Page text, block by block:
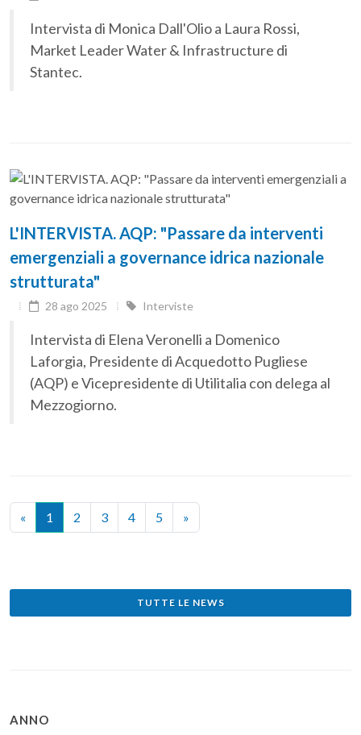
Intervista di Monica Dall'Olio a Laura Rossi,
Market Leader Water & Infrastructure di
Stantec.
L'INTERVISTA. AQP: "Passare da interventi
emergenziali a governance idrica nazionale
strutturata"
28 ago 2025 Interviste
Intervista di Elena Veronelli a Domenico
Laforgia, Presidente di Acquedotto Pugliese
(AQP) e Vicepresidente di Utilitalia con delega al
Mezzogiorno.
« 1 2 3 4 5 »
TUTTE LE NEWS
ANNO